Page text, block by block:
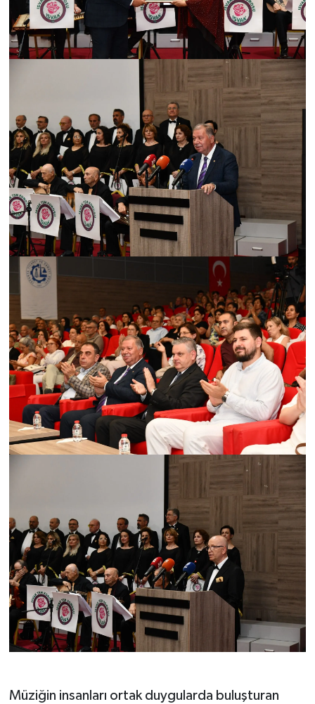
Müziğin insanları ortak duygularda buluşturan